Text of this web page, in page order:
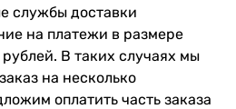
службы доставки
на платежи в размере
В таких случаях мы
на несколько
оплатить часть заказа